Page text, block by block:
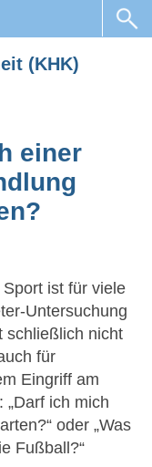
(KHK)
einer
ist für viele
Untersuchung
schließlich nicht
für
Eingriff am
ich mich
oder „Was
Fußball?“